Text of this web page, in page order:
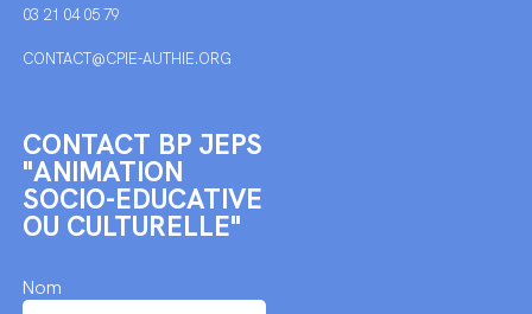
03 21 04 05 79
CONTACT@CPIE-AUTHIE.ORG
CONTACT BP JEPS
"ANIMATION
SOCIO-EDUCATIVE
OU CULTURELLE"
Nom